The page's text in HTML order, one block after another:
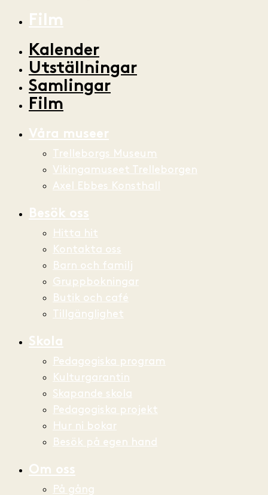
Film
Kalender
Utställningar
Samlingar
Film
Våra museer
Trelleborgs Museum
Vikingamuseet Trelleborgen
Axel Ebbes Konsthall
Besök oss
Hitta hit
Kontakta oss
Barn och familj
Gruppbokningar
Butik och café
Tillgänglighet
Skola
Pedagogiska program
Kulturgarantin
Skapande skola
Pedagogiska projekt
Hur ni bokar
Besök på egen hand
Om oss
På gång